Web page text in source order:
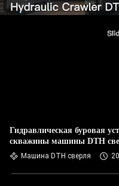
Гидравлическая буровая
скважины машины DTH
Машина DTH сверля